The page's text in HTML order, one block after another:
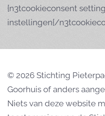
{n3tcookieconsent
instellingen{/
© 2026 Stichting
Goorhuis of anders
Niets van deze website